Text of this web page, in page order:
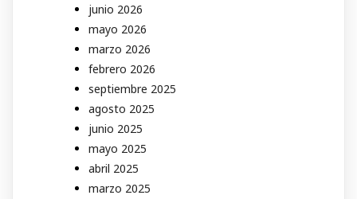
junio 2026
mayo 2026
marzo 2026
febrero 2026
septiembre 2025
agosto 2025
junio 2025
mayo 2025
abril 2025
marzo 2025